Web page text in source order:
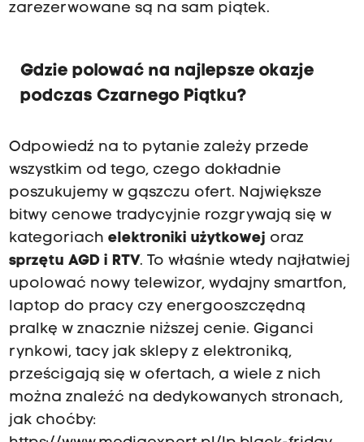
zarezerwowane są na sam piątek.
Gdzie polować na najlepsze okazje
podczas Czarnego Piątku?
Odpowiedź na to pytanie zależy przede
wszystkim od tego, czego dokładnie
poszukujemy w gąszczu ofert. Największe
bitwy cenowe tradycyjnie rozgrywają się w
kategoriach elektroniki użytkowej oraz
sprzętu AGD i RTV. To właśnie wtedy najłatwiej
upolować nowy telewizor, wydajny smartfon,
laptop do pracy czy energooszczędną
pralkę w znacznie niższej cenie. Giganci
rynkowi, tacy jak sklepy z elektroniką,
prześcigają się w ofertach, a wiele z nich
można znaleźć na dedykowanych stronach,
jak choćby: